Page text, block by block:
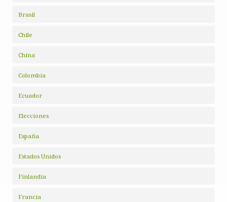
Brasil
Chile
China
Colombia
Ecuador
Elecciones
España
Estados Unidos
Finlandia
Francia